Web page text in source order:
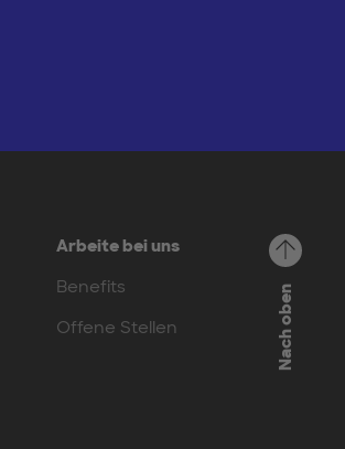
Arbeite bei uns
Benefits
Offene Stellen
Nach oben